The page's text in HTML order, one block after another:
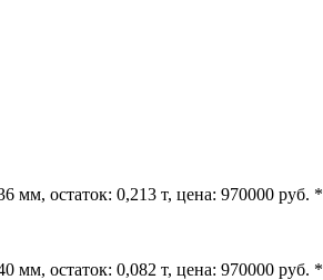
остаток: 0,213 т, цена: 970000 руб. *
остаток: 0,082 т, цена: 970000 руб. *